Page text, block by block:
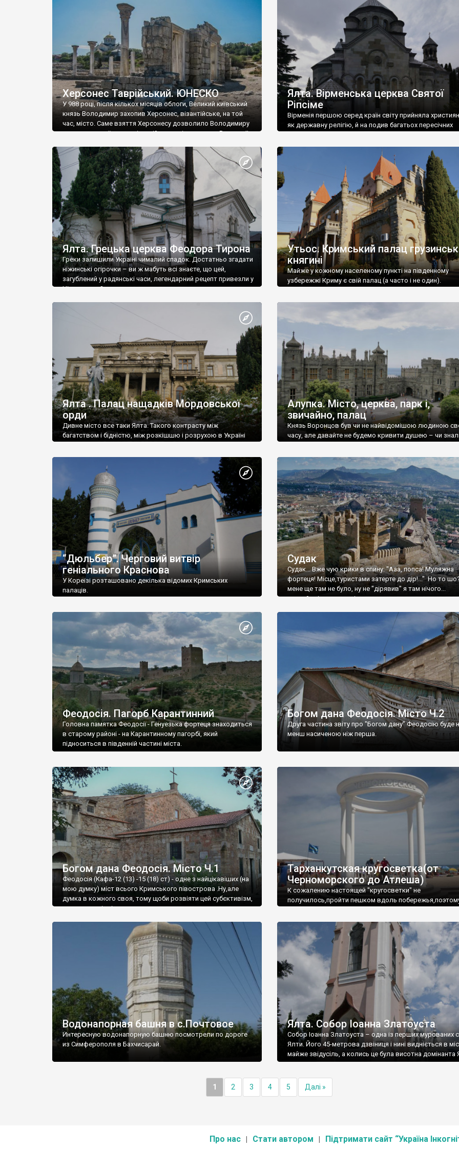
візантійської доби. Раритети викрадені з фондів об’єкту
культурної спадщини ЮНЕСКО «Херсонеса Таврійського».
Офіційно – на виставку «Золото Візантії», але експерти та
влада в Україні вважають це лише […]
називаються «повстяками» (postaki)…” “Вино. Крим
виробляє відмінне вино і його вдосталь: воно все
легке біле і дуже […]
Херсонес Таврійський. ЮНЕСКО
У 988 році, після кількох місяців облоги, Великий київський
князь Володимир захопив Херсонес, візантійське, на той
час, місто. Саме взяття Херсонесу дозволило Володимиру
диктувати свої умови візантійському імператору Василю ІІ,
Херсонесі Володимир-язичник, став Василем-
християнином. А потім було Хрещення Русі. На честь
Херсонесу Таврійського названо місто […]
Ялта. Вірменська церква Святої
Ріпсіме
Вірменія першою серед країн світу прийняла
як державну релігію, й на подив багатьох пересічних
Ялта. Грецька церква Феодора Тирона
Греки залишили Україні чималий спадок. Достатньо згадати
ніжинські огірочки – ви ж мабуть всі знаєте, що цей,
загублений у радянські часи, легендарний рецепт привезли у
Ніжин греки?
Утьос. Кримський палац
княгині
Майже у кожному населеному пункті на південному
узбережжі Криму є свій палац (а часто і не один).
Ялта . Палац нащадків Мордовської
орди
Дивне місто все таки Ялта. Такого контрасту між
багатством і бідністю, між розкішшю і розрухою в Україні
Алупка. Місто, церква, парк і,
звичайно, палац
Князь Воронцов був чи не найвідомішою людиною
часу, але давайте не будемо кривити душею – чи
“Дюльбер”. Черговий витвір
геніального Краснова
У Кореїзі розташовано декілька відомих Кримських
палаців.
Судак
Судак... Вже чую крики в спину: "Ааа, попса! Муляжна
фортеця! Місце,туристами затерте до дір!..." Но то
мене ще там не було, ну не "дірявив" я там нічого...
принаймні до цього літа.
Феодосія. Пагорб Карантинний
Головна памятка Феодосії - Генуезька фортеця знаходиться
в старому районі - на Карантинному пагорбі, який
підноситься в південній частині міста.
Богом дана Феодосія. Місто Ч.2
Друга частина звіту про "Богом дану" Феодосію буде
менш насиченою ніж перша.
Богом дана Феодосія. Місто Ч.1
Феодосія (Кафа-12 (13) -15 (18) ст) - одне з найцікавіших (на
мою думку) міст всього Кримського півострова .Ну,але
думка в кожного своя, тому щоби розвіяти цей субєктивізм,
запрошую відвідати це
Тарханкутская кругосветка(от
Черноморского до Атлеша)
К сожалению настоящей "кругосветки" не
получилось,пройти пешком вдоль
Водонапорная башня в с.Почтовое
Интересную водонапорную башню посмотрели по дороге
из Симферополя в Бахчисарай.
Ялта. Собор Іоанна Златоуста
Собор Іоанна Златоуста – одна із перших мурованих
Ялти. Його 45-метрова дзвіниця і нині видніється в
майже звідусіль, а колись це була висотна домінанта
1 2 3 4 5 Далі »
Про нас Стати автором Підтримати сайт “Україна